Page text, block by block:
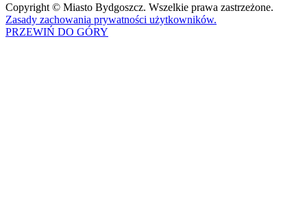
Copyright © Miasto Bydgoszcz. Wszelkie prawa zastrzeżone.
Zasady zachowania prywatności użytkowników.
PRZEWIŃ DO GÓRY